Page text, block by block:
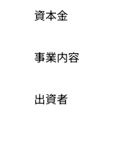
資本金
事業内容
出資者